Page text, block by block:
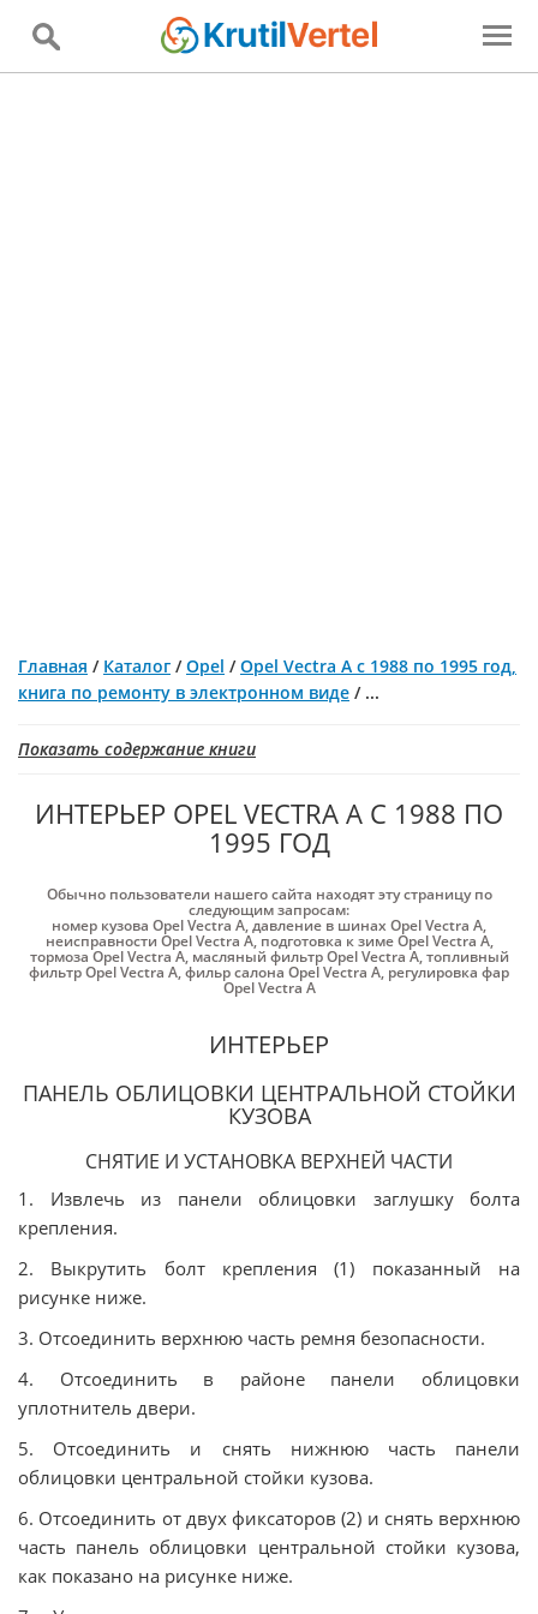
Главная / Каталог /Opel /Opel Vectra A с 1988 по 1995 год,
книга по ремонту в электронном виде / ...
Показать содержание книги
ИНТЕРЬЕР OPEL VECTRA A С 1988 ПО
1995 ГОД
Обычно пользователи нашего сайта находят эту страницу по
следующим запросам:
номер кузова Opel Vectra A,давление в шинах Opel Vectra A,
неисправности Opel Vectra A, подготовка к зиме Opel Vectra A,
тормоза Opel Vectra A, масляный фильтр Opel Vectra A,топливный
фильтр Opel Vectra A,фильр салона Opel Vectra A, регулировка фар
Opel Vectra A
ИНТЕРЬЕР
ПАНЕЛЬ ОБЛИЦОВКИ ЦЕНТРАЛЬНОЙ СТОЙКИ
КУЗОВА
СНЯТИЕ И УСТАНОВКА ВЕРХНЕЙ ЧАСТИ
1. Извлечь из панели облицовки заглушку болта
крепления.
2. Выкрутить болт крепления (1) показанный на
рисунке ниже.
3. Отсоединить верхнюю часть ремня безопасности.
4. Отсоединить в районе панели облицовки
уплотнитель двери.
5. Отсоединить и снять нижнюю часть панели
облицовки центральной стойки кузова.
6. Отсоединить от двух фиксаторов (2) и снять верхнюю
часть панель облицовки центральной стойки кузова,
как показано на рисунке ниже.